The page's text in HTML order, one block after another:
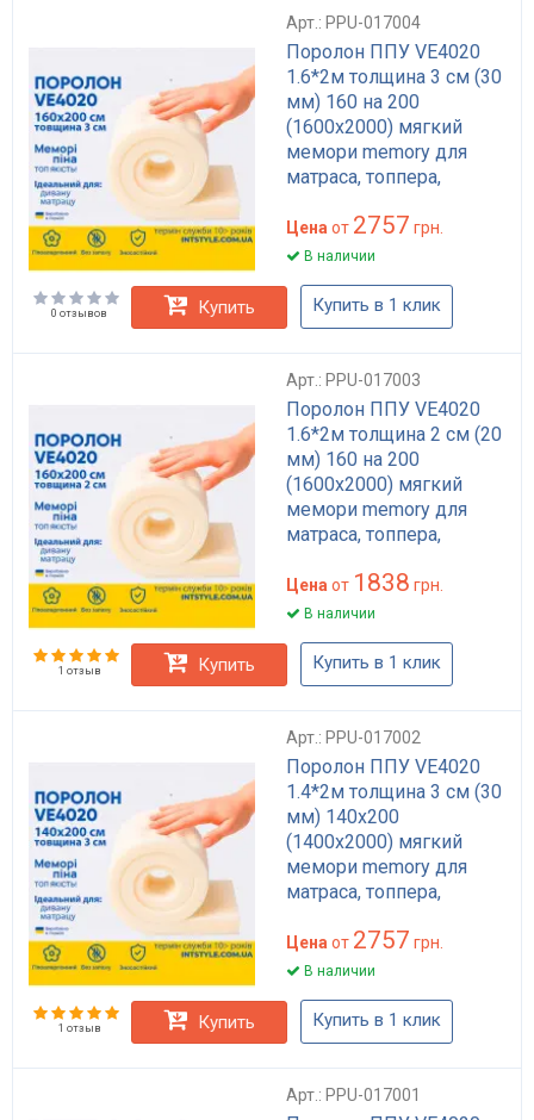
Арт.: PPU-017004
Поролон ППУ VE4020
1.6*2м толщина 3 см (30
мм) 160 на 200
(1600х2000) мягкий
мемори memory для
матраса, топпера,
Цена от 2757 грн.
В наличии
0 отзывов Купить Купить в 1 клик
Арт.: PPU-017003
Поролон ППУ VE4020
1.6*2м толщина 2 см (20
мм) 160 на 200
(1600х2000) мягкий
мемори memory для
матраса, топпера,
Цена от 1838 грн.
В наличии
1 отзыв Купить Купить в 1 клик
Арт.: PPU-017002
Поролон ППУ VE4020
1.4*2м толщина 3 см (30
мм) 140х200
(1400х2000) мягкий
мемори memory для
матраса, топпера,
Цена от 2757 грн.
В наличии
1 отзыв Купить Купить в 1 клик
Арт.: PPU-017001